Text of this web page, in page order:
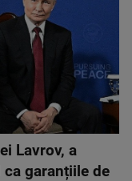
Lavrov, a
ca garanțiile de